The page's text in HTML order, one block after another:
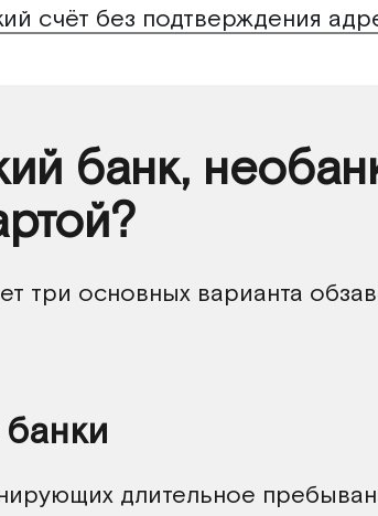
счёт без подтверждения
банк,
три основных варианта
длительное